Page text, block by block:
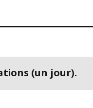
(un jour).